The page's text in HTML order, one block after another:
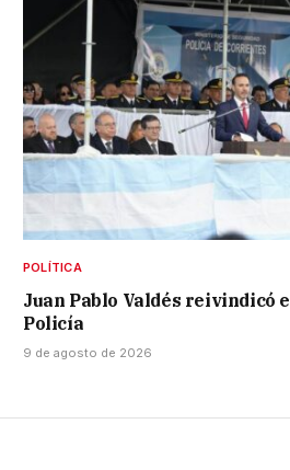
POLÍTICA
Juan Pablo Valdés reivindicó
Policía
9 de agosto de 2026